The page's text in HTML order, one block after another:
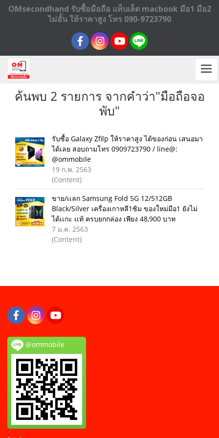
OMsecondhand รับซื้อมือถือ แท็บเล็ต macbook มือ1 มือ2
ไม่อั้น ให้ราคาสูง โทร 090-9723790
ค้นพบ 2 รายการ จากคำว่า"มือถือจอ
พับ"
รับซื้อ Galaxy Zfilp ให้ราคาสูง ได้ของก่อน เสนอมา
ได้เลย สอบถามโทร 0909723790 / line@:
@ommobile
19 ก.พ. 2563
(Content)
ขาย/เเลก Samsung Fold 5G 12/512GB
Black/Silver เครื่องเกาหลี1ซิม ของใหม่มือ1 ยังไม่
ได้เเกะ เเท้ ครบยกกล่อง เพียง 48,900 บาท
7 ม.ค. 2563
(Content)
@ommobile